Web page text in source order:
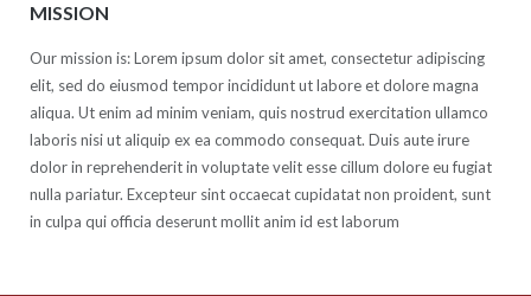
MISSION
Our mission is: Lorem ipsum dolor sit amet, consectetur adipiscing
elit, sed do eiusmod tempor incididunt ut labore et dolore magna
aliqua. Ut enim ad minim veniam, quis nostrud exercitation ullamco
laboris nisi ut aliquip ex ea commodo consequat. Duis aute irure
dolor in reprehenderit in voluptate velit esse cillum dolore eu fugiat
nulla pariatur. Excepteur sint occaecat cupidatat non proident, sunt
in culpa qui officia deserunt mollit anim id est laborum